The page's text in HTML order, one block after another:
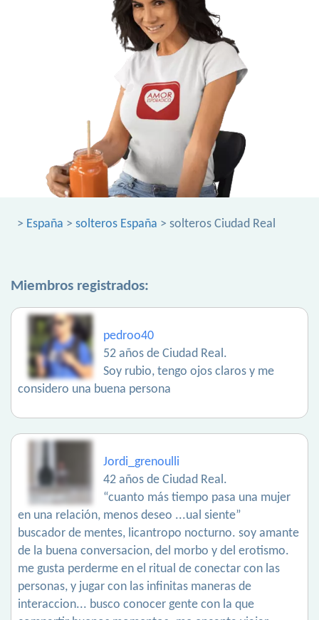
> España > solteros España > solteros Ciudad Real
Miembros registrados:
pedroo40
52 años de Ciudad Real.
Soy rubio, tengo ojos claros y me
considero una buena persona
Jordi_grenoulli
42 años de Ciudad Real.
“cuanto más tiempo pasa una mujer
en una relación, menos deseo ...ual siente”
buscador de mentes, licantropo nocturno. soy amante
de la buena conversacion, del morbo y del erotismo.
me gusta perderme en el ritual de conectar con las
personas, y jugar con las infinitas maneras de
interaccion... busco conocer gente con la que